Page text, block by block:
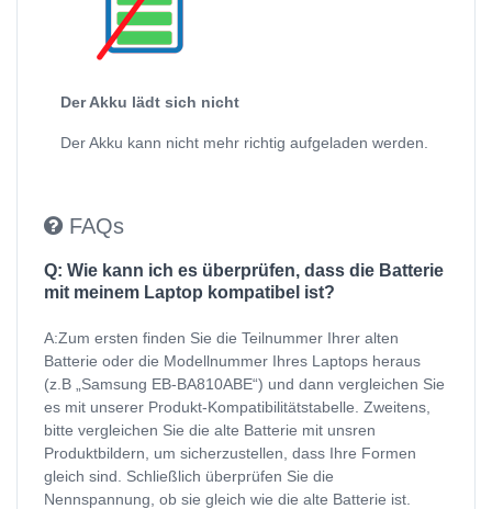
Der Akku lädt sich nicht
Der Akku kann nicht mehr richtig aufgeladen werden.
FAQs
Q: Wie kann ich es überprüfen, dass die Batterie
mit meinem Laptop kompatibel ist?
A:Zum ersten finden Sie die Teilnummer Ihrer alten
Batterie oder die Modellnummer Ihres Laptops heraus
(z.B „Samsung EB-BA810ABE“) und dann vergleichen Sie
es mit unserer Produkt-Kompatibilitätstabelle. Zweitens,
bitte vergleichen Sie die alte Batterie mit unsren
Produktbildern, um sicherzustellen, dass Ihre Formen
gleich sind. Schließlich überprüfen Sie die
Nennspannung, ob sie gleich wie die alte Batterie ist.